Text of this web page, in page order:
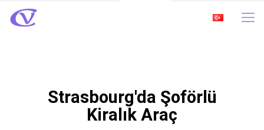
Strasbourg'da Şoförlü
Kiralık Araç